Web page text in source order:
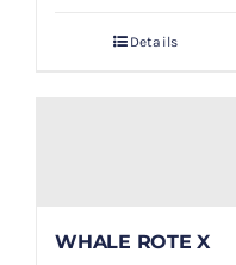
Details
WHALE ROTE X